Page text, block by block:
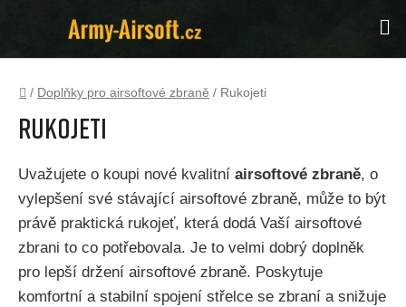
Domů
/ Doplňky pro airsoftové zbraně / Rukojeti
Rukojeti
Uvažujete o koupi nové kvalitní airsoftové zbraně, o
vylepšení své stávající airsoftové zbraně, může to být
právě praktická rukojeť, která dodá Vaší airsoftové
zbrani to co potřebovala. Je to velmi dobrý doplněk
pro lepší držení airsoftové zbraně. Poskytuje
komfortní a stabilní spojení střelce se zbraní a snižuje